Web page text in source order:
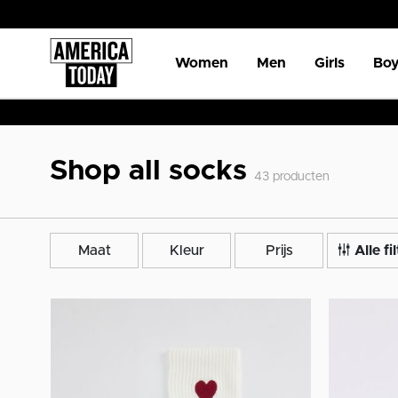
Women Men Girls
Shop all socks 43 producten
Maat Kleur Prijs Alle